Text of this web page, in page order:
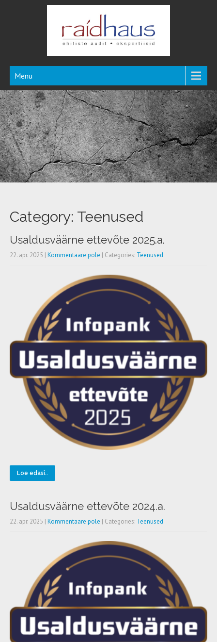
Menu
Category: Teenused
Usaldusväärne ettevõte 2025.a.
22. apr. 2025 | Kommentaare pole | Categories: Teenused
Loe edasi..
Usaldusväärne ettevõte 2024.a.
22. apr. 2025 | Kommentaare pole | Categories: Teenused